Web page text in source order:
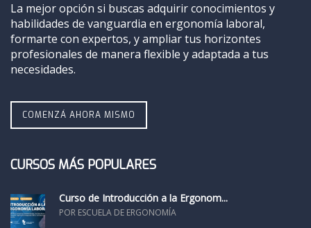
La mejor opción si buscas adquirir conocimientos y
habilidades de vanguardia en ergonomía laboral,
formarte con expertos, y ampliar tus horizontes
profesionales de manera flexible y adaptada a tus
necesidades.
COMENZÁ AHORA MISMO
CURSOS MÁS POPULARES
Curso de Introducción a la Ergonom...
POR ESCUELA DE ERGONOMÍA